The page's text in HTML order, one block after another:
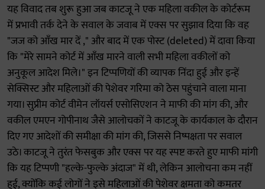
यह विवाद तब शुरू हुआ जब काटजू ने एक महिला वकील के कोर्टरूम
में प्रभावी तर्क देने के सवाल के जवाब में एक्स पर सुझाव दिया कि वह
"जज को आँख मार दें ," और बाद में एक पोस्ट (deleted) में दावा किया
कि "मेरे सामने कोर्ट में आँख मारने वाली सभी महिला वकीलों को
अनुकूल आदेश मिले।" इन टिप्पणियों की व्यापक निंदा हुई और इन्हें
सेक्सिस्ट और महिलाओं की पेशेवर गरिमा को ठेस पहुंचाने वाला माना
गया। सुप्रीम कोर्ट वीमेन लॉयर्स एसोसिएशन ने माफी की मांग की, और
वकील एमएन गोपीनाथ जैसे आलोचकों ने काटजू के कार्यकाल के दौरान
दिए गए आदेशों की समीक्षा की मांग की, जिससे निष्पक्षता पर सवाल
उठे। काटजू ने तुरंत फेसबुक और एक्स पर यह स्पष्ट करते हुए माफी मांगी
कि यह टिप्पणी "हल्के-फुल्के अंदाज" में थी, लेकिन आलोचना कम नहीं
हुई, क्योंकि कई लोगों ने इसे महिलाओं की पेशेवर क्षमता को कमतर